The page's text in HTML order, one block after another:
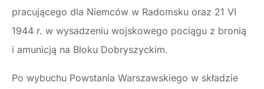
pracującego dla Niemców w Radomsku oraz 21 VI
1944 r. w wysadzeniu wojskowego pociągu z bronią
i amunicją na Bloku Dobryszyckim.
Po wybuchu Powstania Warszawskiego w składzie